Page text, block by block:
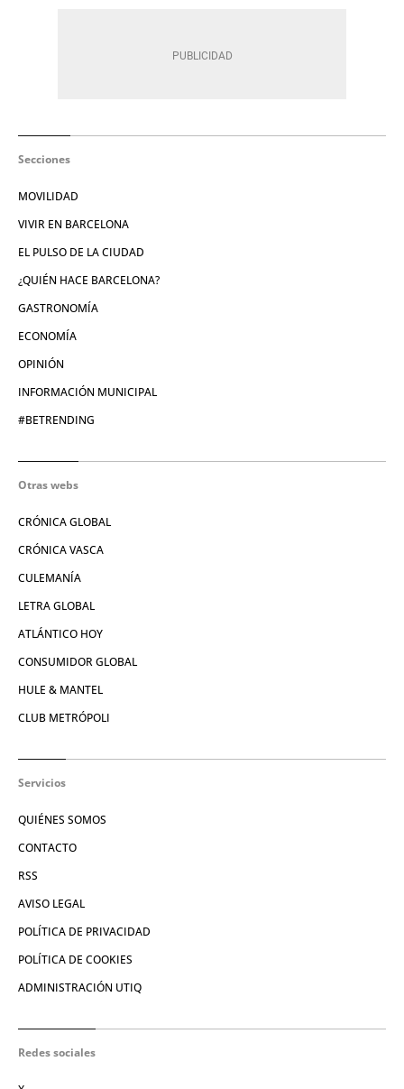
Secciones
MOVILIDAD
VIVIR EN BARCELONA
EL PULSO DE LA CIUDAD
¿QUIÉN HACE BARCELONA?
GASTRONOMÍA
ECONOMÍA
OPINIÓN
INFORMACIÓN MUNICIPAL
#BETRENDING
Otras webs
CRÓNICA GLOBAL
CRÓNICA VASCA
CULEMANÍA
LETRA GLOBAL
ATLÁNTICO HOY
CONSUMIDOR GLOBAL
HULE & MANTEL
CLUB METRÓPOLI
Servicios
QUIÉNES SOMOS
CONTACTO
RSS
AVISO LEGAL
POLÍTICA DE PRIVACIDAD
POLÍTICA DE COOKIES
ADMINISTRACIÓN UTIQ
Redes sociales